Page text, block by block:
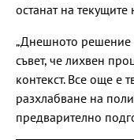
останат на текущите
„Днешното решение
съвет, че лихвен
контекст. Все още е
разхлабване на
предварително